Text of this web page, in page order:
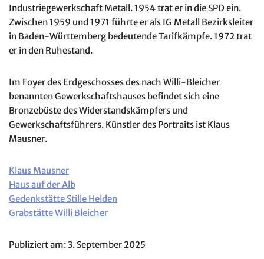
Industriegewerkschaft Metall. 1954 trat er in die SPD ein.
Zwischen 1959 und 1971 führte er als IG Metall Bezirksleiter
in Baden-Württemberg bedeutende Tarifkämpfe. 1972 trat
er in den Ruhestand.
Im Foyer des Erdgeschosses des nach Willi-Bleicher
benannten Gewerkschaftshauses befindet sich eine
Bronzebüste des Widerstandskämpfers und
Gewerkschaftsführers. Künstler des Portraits ist Klaus
Mausner.
Klaus Mausner
Haus auf der Alb
Gedenkstätte Stille Helden
Grabstätte Willi Bleicher
Publiziert am: 3. September 2025